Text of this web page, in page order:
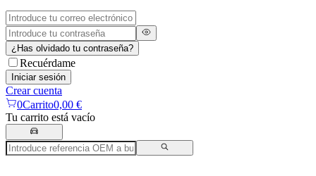
¿Has olvidado tu contraseña?
Recuérdame
Iniciar sesión
Crear cuenta
0Carrito0,00 €
Tu carrito está vacío